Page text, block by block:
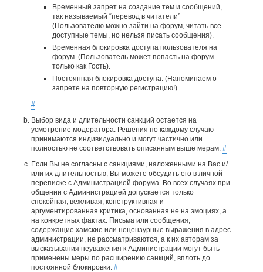
Временный запрет на создание тем и сообщений,
так называемый “перевод в читатели”
(Пользователю можно зайти на форум, читать все
доступные темы, но нельзя писать сообщения).
Временная блокировка доступа пользователя на
форум. (Пользователь может попасть на форум
только как Гость).
Постоянная блокировка доступа. (Напоминаем о
запрете на повторную регистрацию!)
#
Выбор вида и длительности санкций остается на
усмотрение модератора. Решения по каждому случаю
принимаются индивидуально и могут частично или
полностью не соответствовать описанным выше мерам. #
Если Вы не согласны с санкциями, наложенными на Вас и/
или их длительностью, Вы можете обсудить его в личной
переписке с Администрацией форума. Во всех случаях при
общении с Администрацией допускается только
спокойная, вежливая, конструктивная и
аргументированная критика, основанная не на эмоциях, а
на конкретных фактах. Письма или сообщения,
содержащие хамские или нецензурные выражения в адрес
администрации, не рассматриваются, а к их авторам за
высказывания неуважения к Администрации могут быть
применены меры по расширению санкций, вплоть до
постоянной блокировки. #